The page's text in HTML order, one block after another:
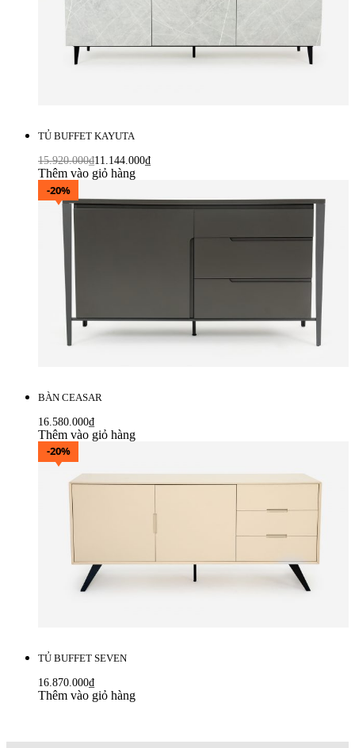
TỦ BUFFET KAYUTA
15.920.000₫11.144.000₫
Thêm vào giỏ hàng
-20%
BÀN CEASAR
16.580.000₫
Thêm vào giỏ hàng
-20%
TỦ BUFFET SEVEN
16.870.000₫
Thêm vào giỏ hàng